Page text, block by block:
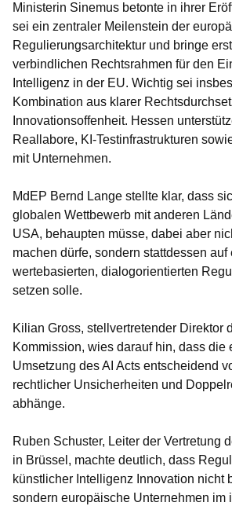
Ministerin Sinemus betonte in ihrer
sei ein zentraler Meilenstein der
Regulierungsarchitektur und bringe
verbindlichen Rechtsrahmen für den
Intelligenz in der EU. Wichtig sei
Kombination aus klarer
Innovationsoffenheit. Hessen
Reallabore, KI-Testinfrastrukturen
mit Unternehmen.
MdEP Bernd Lange stellte klar, dass
globalen Wettbewerb mit anderen
USA, behaupten müsse, dabei aber
machen dürfe, sondern stattdessen auf
wertebasierten, dialogorientierten
setzen solle.
Kilian Gross, stellvertretender Direktor
Kommission, wies darauf hin, dass die
Umsetzung des AI Acts entscheidend
rechtlicher Unsicherheiten und
abhänge.
Ruben Schuster, Leiter der Vertretung
in Brüssel, machte deutlich, dass
künstlicher Intelligenz Innovation nicht
sondern europäische Unternehmen im